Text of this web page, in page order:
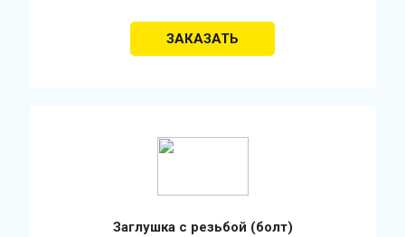
Заглушка с резьбой (болт)